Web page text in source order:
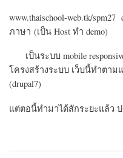
www.thaischool-web.tk/
ภาษา (เป็น Host ทำ demo)
เป็นระบบ mobile
โครงสร้างระบบ เว็บนี้ทำตามแ
(drupal7)
แต่ตอนี้ทำมาได้สักระยะแล้ว
about Drupal 8 ระบบ